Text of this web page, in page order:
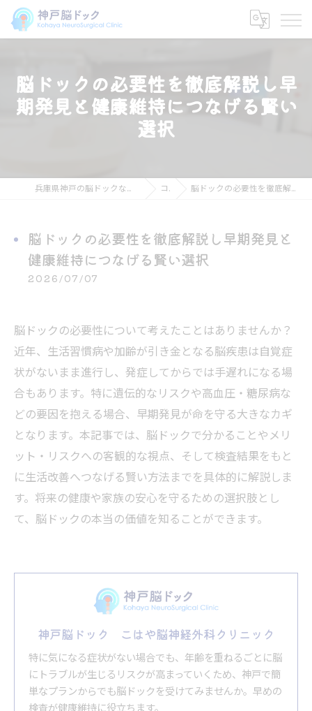
脳ドックの必要性を徹底解説し早
期発見と健康維持につなげる賢い
選択
兵庫県神戸の脳ドックなら神戸脳ドック こはや脳神経外科クリニック コラム 脳ドックの必要性を徹底解説し早期発見と健康維持につなげる賢い選択
脳ドックの必要性を徹底解説し早期発見と
健康維持につなげる賢い選択
2026/07/07
脳ドックの必要性について考えたことはありませんか？
近年、生活習慣病や加齢が引き金となる脳疾患は自覚症
状がないまま進行し、発症してからでは手遅れになる場
合もあります。特に遺伝的なリスクや高血圧・糖尿病な
どの要因を抱える場合、早期発見が命を守る大きなカギ
となります。本記事では、脳ドックで分かることやメリ
ット・リスクへの客観的な視点、そして検査結果をもと
に生活改善へつなげる賢い方法までを具体的に解説しま
す。将来の健康や家族の安心を守るための選択肢とし
て、脳ドックの本当の価値を知ることができます。
神戸脳ドック こはや脳神経外科クリニック
特に気になる症状がない場合でも、年齢を重ねるごとに脳
にトラブルが生じるリスクが高まっていくため、神戸で簡
単なプランからでも脳ドックを受けてみませんか。早めの